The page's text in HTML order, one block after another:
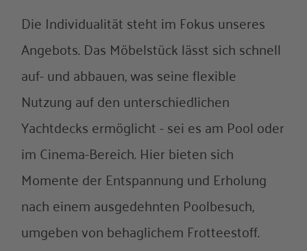
Die Individualität steht im Fokus unseres
Angebots. Das Möbelstück lässt sich schnell
auf- und abbauen, was seine flexible
Nutzung auf den unterschiedlichen
Yachtdecks ermöglicht - sei es am Pool oder
im Cinema-Bereich. Hier bieten sich
Momente der Entspannung und Erholung
nach einem ausgedehnten Poolbesuch,
umgeben von behaglichem Frotteestoff.